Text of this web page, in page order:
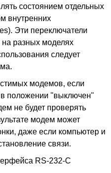
состоянием отдельных
внутренних
Эти переключатели
на разных моделях
следует
модемов, если
в положении "выключен"
не будет проверять
модем может
даже если компьютер и
связи.
RS-232-C